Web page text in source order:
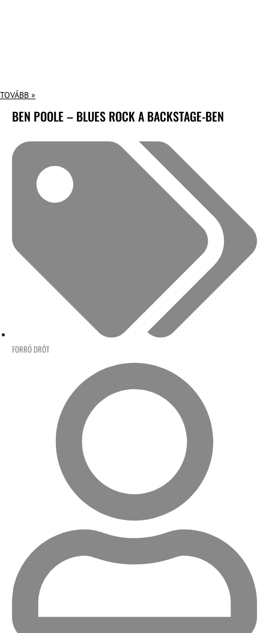
TOVÁBB »
BEN POOLE – BLUES ROCK A BACKSTAGE-BEN
FORRÓ DRÓT